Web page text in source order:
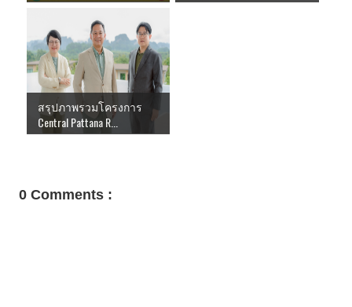
สรุปภาพรวมโครงการ
Central Pattana R...
0 Comments :